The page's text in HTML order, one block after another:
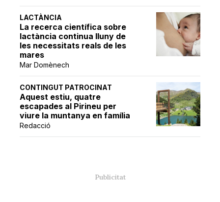
LACTÀNCIA
La recerca científica sobre
lactància continua lluny de
les necessitats reals de les
mares
Mar Domènech
CONTINGUT PATROCINAT
Aquest estiu, quatre
escapades al Pirineu per
viure la muntanya en família
Redacció